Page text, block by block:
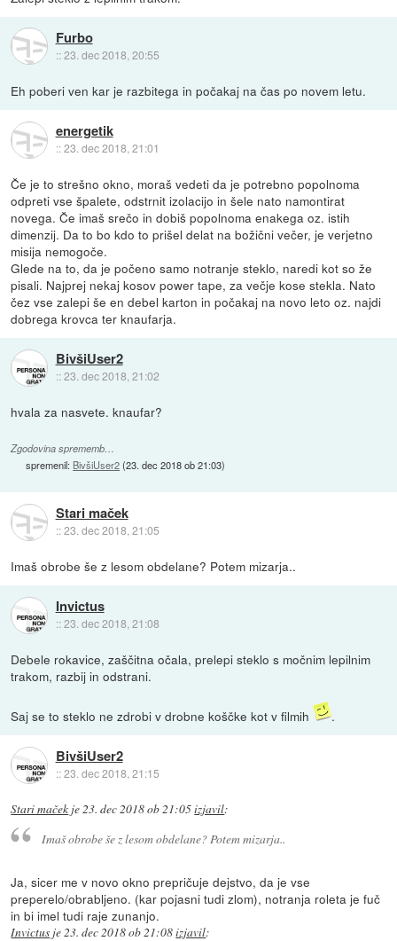
Furbo
::23. dec 2018, 20:55
Eh poberi ven kar je razbitega in počakaj na čas po novem letu.
energetik
::23. dec 2018, 21:01
Če je to strešno okno, moraš vedeti da je potrebno popolnoma
odpreti vse špalete, odstrnit izolacijo in šele nato namontirat
novega. Če imaš srečo in dobiš popolnoma enakega oz. istih
dimenzij. Da to bo kdo to prišel delat na božični večer, je verjetno
misija nemogoče.
Glede na to, da je počeno samo notranje steklo, naredi kot so že
pisali. Najprej nekaj kosov power tape, za večje kose stekla. Nato
čez vse zalepi še en debel karton in počakaj na novo leto oz. najdi
dobrega krovca ter knaufarja.
BivšiUser2
::23. dec 2018, 21:02
hvala za nasvete. knaufar?
Zgodovina sprememb…
spremenil: BivšiUser2(23. dec 2018 ob 21:03)
Stari maček
::23. dec 2018, 21:05
Imaš obrobe še z lesom obdelane? Potem mizarja..
Invictus
::23. dec 2018, 21:08
Debele rokavice, zaščitna očala, prelepi steklo s močnim lepilnim
trakom, razbij in odstrani.
Saj se to steklo ne zdrobi v drobne koščke kot v filmih .
BivšiUser2
::23. dec 2018, 21:15
Stari maček je23. dec 2018 ob 21:05izjavil:
Imaš obrobe še z lesom obdelane? Potem mizarja..
Ja, sicer me v novo okno prepričuje dejstvo, da je vse
preperelo/obrabljeno. (kar pojasni tudi zlom), notranja roleta je fuč
in bi imel tudi raje zunanjo.
Invictus je 23. dec 2018 ob 21:08izjavil: